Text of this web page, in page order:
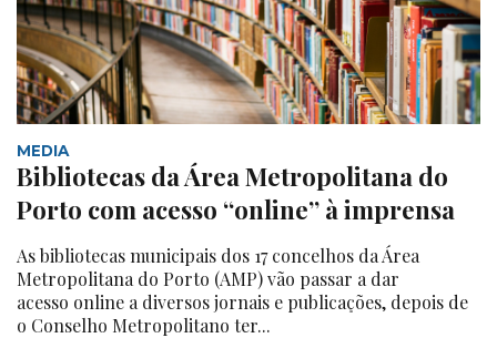
MEDIA
Bibliotecas da Área Metropolitana do
Porto com acesso “online” à imprensa
As bibliotecas municipais dos 17 concelhos da Área
Metropolitana do Porto (AMP) vão passar a dar
acesso online a diversos jornais e publicações, depois de
o Conselho Metropolitano ter...